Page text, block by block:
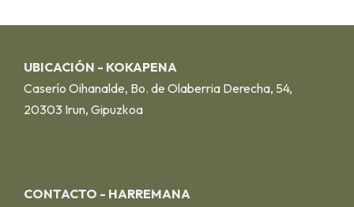
UBICACIÓN - KOKAPENA
Caserío Oihanalde, Bo. de Olaberria Derecha, 54,
20303 Irun, Gipuzkoa
CONTACTO - HARREMANA